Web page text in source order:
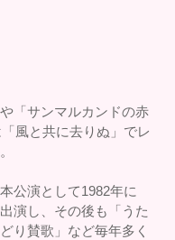
「サンマルカンドの赤
風と共に去りぬ」でレ
公演として1982年に
演し、その後も「うた
り賛歌」など毎年多く